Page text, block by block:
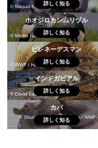
© Mikaail Kavanagh / WWF
詳しく知る
© Martin Harvey / WWF
ホオジロカンムリヅル
詳しく知る
© WWF / Helmut Diller
ピレネーデスマン
詳しく知る
© David Lawson / WWF-UK
インドガビアル
詳しく知る
© Shutterstock / Jens Goos / WWF-
Sweden
カバ
詳しく知る